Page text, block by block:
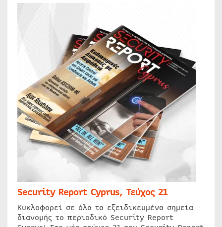
Security Report Cyprus, Τεύχος 21
Κυκλοφορεί σε όλα τα εξειδικευμένα σημεία
διανομής το περιοδικό Security Report